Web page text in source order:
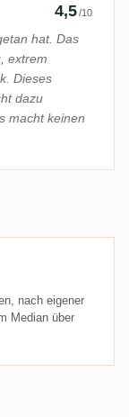
4,5/10
hat. Das
extrem
Dieses
dazu
macht keinen
nach eigener
Median über